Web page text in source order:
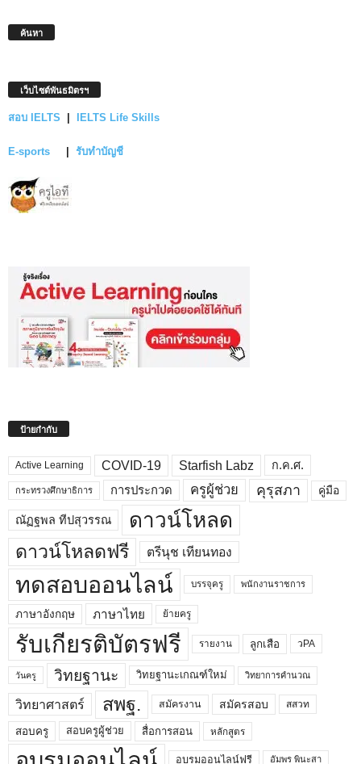
ค้นหา
เว็บไซต์พันธมิตรฯ
สอบ IELTS | IELTS Life Skills
E-sports | รับทำบัญชี
ป้ายกำกับ
Active Learning COVID-19 Starfish Labz ก.ค.ศ.
กระทรวงศึกษาธิการ การประกวด ครูผู้ช่วย คุรุสภา คู่มือ
ณัฏฐพล ทีปสุวรรณ ดาวน์โหลด
ดาวน์โหลดฟรี ตรีนุช เทียนทอง
ทดสอบออนไลน์ บรรจุครู พนักงานราชการ
ภาษาอังกฤษ ภาษาไทย ย้ายครู
รับเกียรติบัตรฟรี รายงาน ลูกเสือ วPA
วันครู วิทยฐานะ วิทยฐานะเกณฑ์ใหม่ วิทยาการคำนวณ
วิทยาศาสตร์ สพฐ. สมัครงาน สมัครสอบ สสวท
สอบครู สอบครูผู้ช่วย สื่อการสอน หลักสูตร
อบรมออนไลน์ฟรี อัมพร พินะสา